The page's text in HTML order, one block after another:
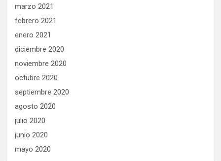
marzo 2021
febrero 2021
enero 2021
diciembre 2020
noviembre 2020
octubre 2020
septiembre 2020
agosto 2020
julio 2020
junio 2020
mayo 2020